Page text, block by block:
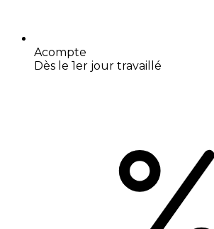
Acompte
Dès le 1er jour travaillé